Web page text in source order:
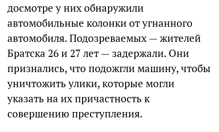
досмотре у них обнаружили
автомобильные колонки от угнанного
автомобиля. Подозреваемых — жителей
Братска 26 и 27 лет — задержали. Они
признались, что подожгли машину, чтобы
уничтожить улики, которые могли
указать на их причастность к
совершению преступления.